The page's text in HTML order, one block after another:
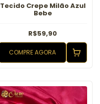
Tecido Crepe Milão Azul
Bebe
R$59,90
COMPRE AGORA